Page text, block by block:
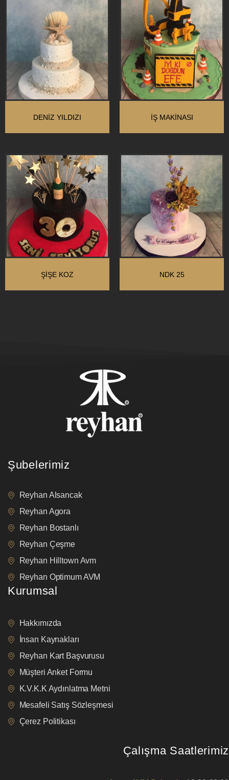
DENIZ YILDIZI İŞ MAKINASI
ŞIŞE KOZ NDK 25
Şubelerimiz
Reyhan Alsancak
Reyhan Agora
Reyhan Bostanlı
Reyhan Çeşme
Reyhan Hilltown Avm
Reyhan Optimum AVM
Kurumsal
Hakkımızda
İnsan Kaynakları
Reyhan Kart Başvurusu
Müşteri Anket Formu
K.V.K.K Aydınlatma Metni
Mesafeli Satış Sözleşmesi
Çerez Politikası
Çalışma Saatlerimiz